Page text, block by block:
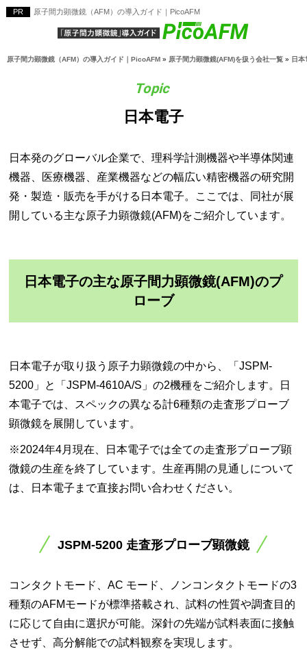
原子間力顕微鏡（AFM）の導入ガイド｜PicoAFM
原子間力顕微鏡（AFM）の導入ガイド｜PicoAFM » 原子間力顕微鏡(AFM)を扱う会社一覧 » 日本
日本電子
日本発のグローバル企業で、理科学計測機器や半導体関連
機器、医療機器、産業機器などの幅広い精密機器の研究開
発・製造・販売を手がける日本電子。ここでは、同社が展
開している主な原子力顕微鏡(AFM)をご紹介しています。
日本電子の主な原子間力顕微鏡(AFM)のプ
ローブ
日本電子が取り扱う原子力顕微鏡の中から、「JSPM-
5200」と「JSPM-4610A/S」の2機種をご紹介します。日
本電子では、スペックの異なる計6種類の走査形プローブ
顕微鏡を展開しています。
※2024年4月現在、日本電子では全ての走査形プローブ顕
微鏡の生産を終了しています。生産再開の見通しについて
は、日本電子まで直接お問い合わせください。
JSPM-5200 走査形プローブ顕微鏡
コンタクトモード、AC モード、ノンコンタクトモードの3
種類のAFMモードが標準搭載され、試料の性質や調査目的
に応じて自由に選択が可能。深針の先端が試料表面に接触
させず、高分解能での試料観察を実現します。